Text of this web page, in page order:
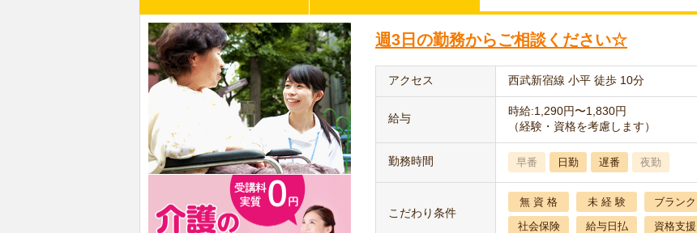
週3日の勤務からご相談ください☆
アクセス 西武新宿線 小平 徒歩 10分
給与
時給:1,290円〜1,830円
（経験・資格を考慮します）
勤務時間 早番 日勤 遅番 夜勤
こだわり条件
無 資 格 未 経 験 ブランク
社会保険
給与日払 資格支援